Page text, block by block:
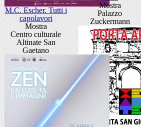
M.C. Escher. Tutti i
capolavori
Mostra
Centro culturale
Altinate San
Gaetano
Mostra
Palazzo
Zuckermann